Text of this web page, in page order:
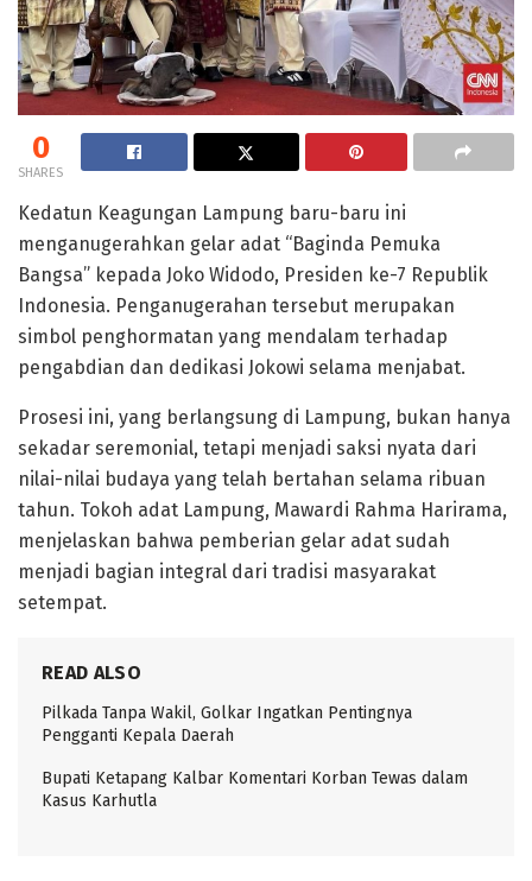
0
SHARES
Kedatun Keagungan Lampung baru-baru ini
menganugerahkan gelar adat “Baginda Pemuka
Bangsa” kepada Joko Widodo, Presiden ke-7 Republik
Indonesia. Penganugerahan tersebut merupakan
simbol penghormatan yang mendalam terhadap
pengabdian dan dedikasi Jokowi selama menjabat.
Prosesi ini, yang berlangsung di Lampung, bukan hanya
sekadar seremonial, tetapi menjadi saksi nyata dari
nilai-nilai budaya yang telah bertahan selama ribuan
tahun. Tokoh adat Lampung, Mawardi Rahma Harirama,
menjelaskan bahwa pemberian gelar adat sudah
menjadi bagian integral dari tradisi masyarakat
setempat.
READ ALSO
Pilkada Tanpa Wakil, Golkar Ingatkan Pentingnya
Pengganti Kepala Daerah
Bupati Ketapang Kalbar Komentari Korban Tewas dalam
Kasus Karhutla